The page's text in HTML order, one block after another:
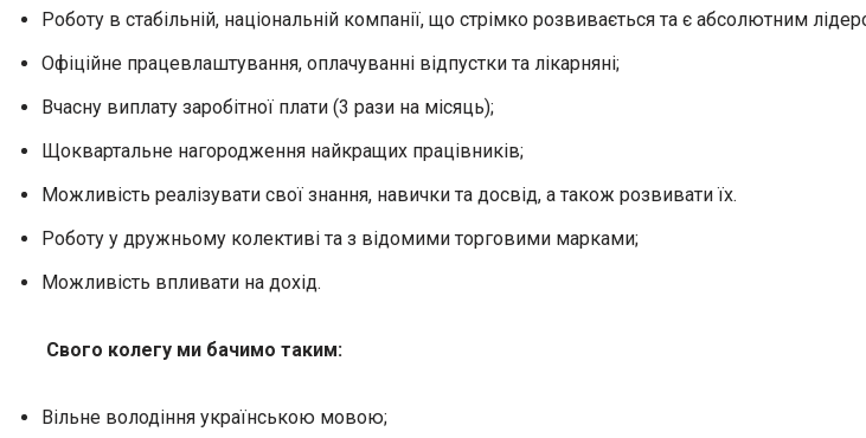
Роботу в стабільній, національній компанії, що стрімко розвивається та є абсолютним
Офіційне працевлаштування, оплачуванні відпустки та лікарняні;
Вчасну виплату заробітної плати (3 рази на місяць);
Щоквартальне нагородження найкращих працівників;
Можливість реалізувати свої знання, навички та досвід, а також розвивати їх.
Роботу у дружньому колективі та з відомими торговими марками;
Можливість впливати на дохід.
Свого колегу ми бачимо таким:
Вільне володіння українською мовою;